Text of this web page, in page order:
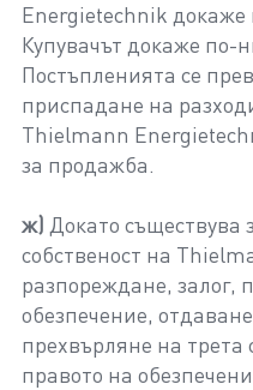
Energietechnik докаже
Купувачът докаже по-
Постъпленията се
приспадане на
Thielmann
за продажба.
ж) Докато съществува
собственост на
разпореждане, залог,
обезпечение,
прехвърляне на трета
правото на